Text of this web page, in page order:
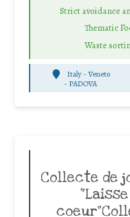
Strict avoidance
Thematic
Waste
Italy - Veneto
- PADOVA
Collecte de